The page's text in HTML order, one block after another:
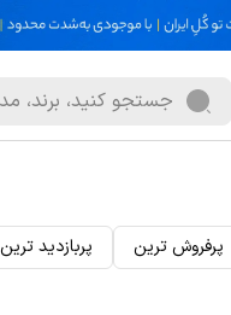
پرفروش ترین پربازدید ترین